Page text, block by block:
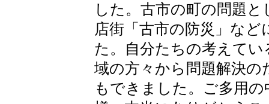
した。古市の町の問題
店街「古市の防災」な
た。自分たちの考えて
域の方々から問題解決
もできました。ご多用